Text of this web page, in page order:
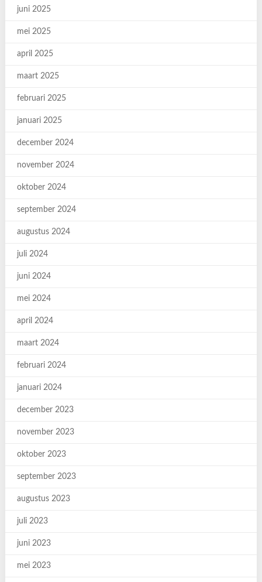
juni 2025
mei 2025
april 2025
maart 2025
februari 2025
januari 2025
december 2024
november 2024
oktober 2024
september 2024
augustus 2024
juli 2024
juni 2024
mei 2024
april 2024
maart 2024
februari 2024
januari 2024
december 2023
november 2023
oktober 2023
september 2023
augustus 2023
juli 2023
juni 2023
mei 2023